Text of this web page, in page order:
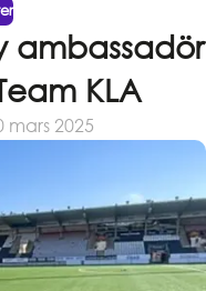
ambassadör
KLA
mars 2025